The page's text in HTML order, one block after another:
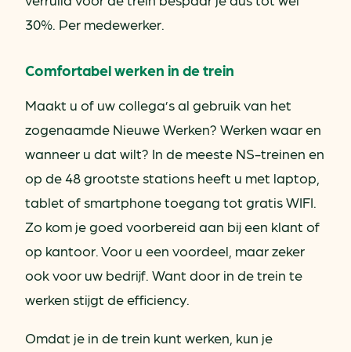
30%. Per medewerker.
Comfortabel werken in de trein
Maakt u of uw collega’s al gebruik van het
zogenaamde Nieuwe Werken? Werken waar en
wanneer u dat wilt? In de meeste NS-treinen en
op de 48 grootste stations heeft u met laptop,
tablet of smartphone toegang tot gratis WIFI.
Zo kom je goed voorbereid aan bij een klant of
op kantoor. Voor u een voordeel, maar zeker
ook voor uw bedrijf. Want door in de trein te
werken stijgt de efficiency.
Omdat je in de trein kunt werken, kun je